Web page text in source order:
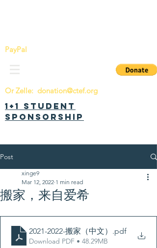
PayPal
Or Zelle: donation@ctef.org
1+1 Student
Sponsorship
Post
搬家，来自爱希
xinge9
Mar 12, 2022 1 min read
2021-2022-搬家（中文） .pdf
Download PDF • 48.29MB